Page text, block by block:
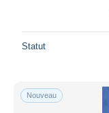
Statut
Nouveau